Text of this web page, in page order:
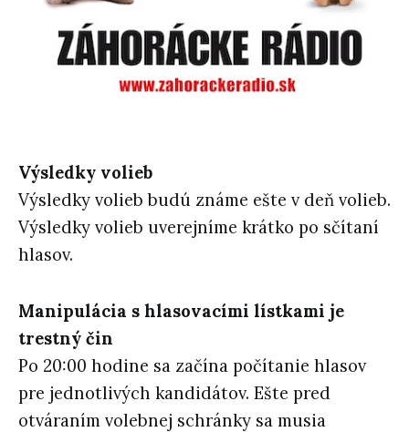
Výsledky volieb
Výsledky volieb budú známe ešte v deň volieb.
Výsledky volieb uverejníme krátko po sčítaní
hlasov.
Manipulácia s hlasovacími lístkami je
trestný čin
Po 20:00 hodine sa začína počítanie hlasov
pre jednotlivých kandidátov. Ešte pred
otváraním volebnej schránky sa musia